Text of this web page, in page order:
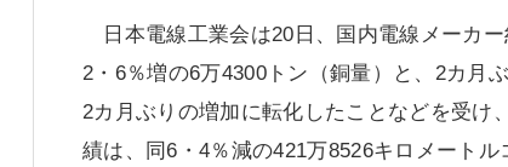
日本電線工業会は20日、国内電線メーカ
2・6％増の6万4300トン（銅量）と、2カ月
2カ月ぶりの増加に転化したことなどを受け
績は、同6・4％減の421万8526キロメート